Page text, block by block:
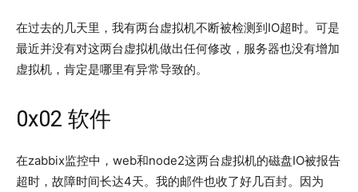
在过去的几天里，我有两台虚拟机不断被检测到IO超时。可是
最近并没有对这两台虚拟机做出任何修改，服务器也没有增加
虚拟机，肯定是哪里有异常导致的。
0x02 软件
在zabbix监控中，web和node2这两台虚拟机的磁盘IO被报告
超时，故障时间长达4天。我的邮件也收了好几百封。因为